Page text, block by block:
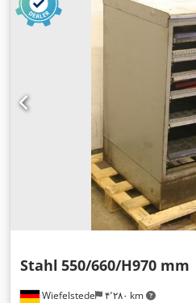
Wiefelstede ۴٬۲۸۰ km
Stahl 550/660/H970 mm